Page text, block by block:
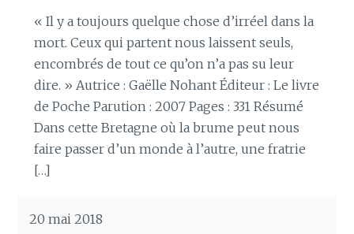
« Il y a toujours quelque chose d’irréel dans la
mort. Ceux qui partent nous laissent seuls,
encombrés de tout ce qu’on n’a pas su leur
dire. » Autrice : Gaëlle Nohant Éditeur : Le livre
de Poche Parution : 2007 Pages : 331 Résumé
Dans cette Bretagne où la brume peut nous
faire passer d’un monde à l’autre, une fratrie
[…]
20 mai 2018